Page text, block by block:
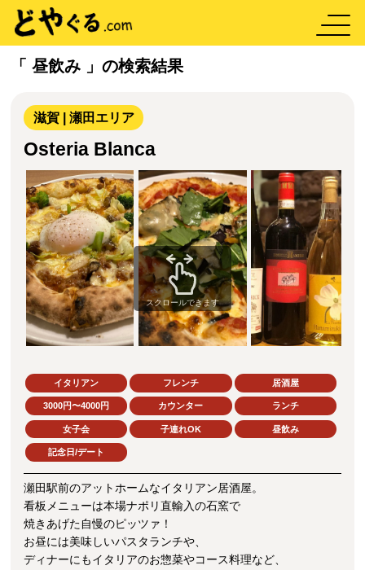
「 昼飲み 」の検索結果
滋賀 | 瀬田エリア
Osteria Blanca
スクロールできます
イタリアン フレンチ 居酒屋
3000円〜4000円 カウンター ランチ
女子会 子連れOK 昼飲み
記念日/デート
瀬田駅前のアットホームなイタリアン居酒屋。
看板メニューは本場ナポリ直輸入の石窯で
焼きあげた自慢のピッツァ！
お昼には美味しいパスタランチや、
ディナーにもイタリアのお惣菜やコース料理など、